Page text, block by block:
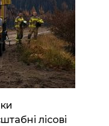
лісові